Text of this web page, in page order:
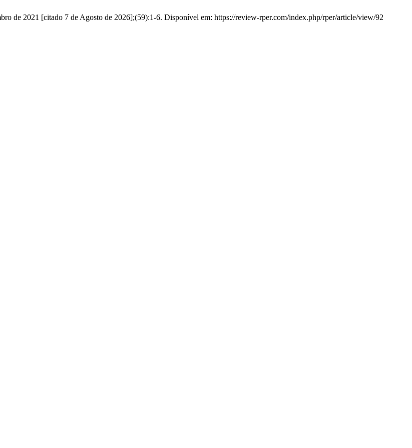
de 2021 [citado 7 de Agosto de 2026];(59):1-6. Disponível em: https://review-rper.com/index.php/rper/article/view/92